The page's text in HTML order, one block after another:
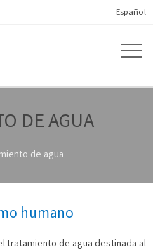
Español
DE AGUA
de agua
humano
tratamiento de agua destinada al